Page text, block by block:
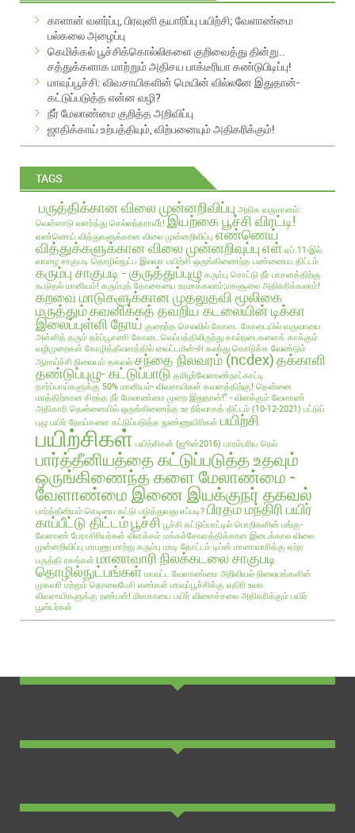
A
காளான் வளர்ப்பு, பிரவுனி தயாரிப்பு பயிற்சி; வேளாண்மை
பல்கலை அழைப்பு
கெமிக்கல் பூச்சிக்கொல்லிகளை குறிவைத்து தின்று..
சத்துக்களாக மாற்றும் அதிசய பாக்டீரியா கண்டுபிடிப்பு!
மாவுப்பூச்சி: விவசாயிகளின் மெயின் வில்லனே இதுதான்-
கட்டுப்படுத்த என்ன வழி?
நீர் மேலாண்மை குறித்த அறிவிப்பு
ஜாதிக்காய் உற்பத்தியும், விற்பனையும் அதிகரிக்கும்!
TAGS
பருத்திக்கான விலை முன்னறிவிப்பு அதிக வருமானம்:
வெள்ளாடு வளர்த்து செல்வந்தராவீர்! இயற்கை பூச்சி விரட்டி!
எண்ணெய் வித்துகளுக்கான விலை முன்னறிவிப்பு எண்ணெய்
வித்துக்களுக்கான விலை முன்னறிவுப்புஎள் ஏப்.11-இல்
வாழை சாகுபடி தொழில்நுட்ப இலவச பயிற்சி ஒருங்கிணைந்த பண்ணைய திட்டம்
கரும்பு சாகுபடி - குருத்துப்புழு கரும்பு சொட்டு நீர் பாசனத்திற்கு
கூடுதல் மானியம்! கரும்புத் தோகையை உரமாக்கலாம்;மகசூலை அதிகரிக்கலாம்!
கறவை மாடுகளுக்கான முதலுதவி மூலிகை
மருத்தும்கவனிக்கத் தவறிய கடலையின் டிக்கா
இலைப்புள்ளி நோய் குறைந்த செலவில் கோடை கோடையில் வருவாயை
அள்ளித் தரும் தர்ப்பூசணி கோடை வெப்பத்திலிருந்து கால்நடைகளைக் காக்கும்
வழிமுறைகள் கோழித்தீவனத்தில் வைட்டமின்-சி கலந்து கொடுக்க வேண்டும்
ஆராய்ச்சி நிலையம் தகவல் சந்தை நிலவரம் (ncdex)தக்காளி
தண்டுப்புழு- கட்டுப்பாடு தமிழர்வேளாண்நாட்காட்டி
தார்ப்பாய்களுக்கு 50% மானியம்- விவசாயிகள் கவனத்திற்கு! தென்னை
மரத்திற்கான சிறந்த நீர் மேலாண்மை முறை இதுதான்!" - விளக்கும் வேளாண்
அதிகாரி தென்னையில் ஒருங்கிணைந்த உர நிர்வாகத் திட்டம் (10-12-2021) பட்டுப்
புழு பயிர் நோய்களை கட்டுப்படுத்த நுண்ணுயிரிகள் பயிற்சி
பயிற்சிகள் பயிற்சிகள் (ஜூன்2016) பாரம்பரிய நெல்
பார்த்தீனியத்தை கட்டுப்படுத்த உதவும்
ஒருங்கிணைந்த களை மேலாண்மை -
வேளாண்மை இணை இயக்குநர் தகவல்
பார்த்தீனியம் செடியை கட்டு படுத்துவது எப்படி? பிரதம மந்திரி பயிர்
காப்பீட்டு திட்டம்பூச்சி பூச்சி கட்டுப்பாட்டில் பொறிகளின் பங்கு-
வேளாண் பேராசிரியர்கள் விளக்கம் மக்கச்சோளத்திக்கான இடைக்கால விலை
முன்னறிவிப்பு மரபணு மாற்று கரும்பு மாடி தோட்டம் டிப்ஸ் மானாவாரிக்கு ஏற்ற
பருத்தி ரகங்கள் மானாவாரி நிலக்கடலை சாகுபடி
தொழில்நுட்பங்கள் மாவட்ட வேளாண்மை அறிவியல் நிலையங்களின்
முகவரி மற்றும் தொலைபேசி எண்கள் மாவுப்பூச்சிக்கு எதிரி உலக
விவசாயிகளுக்கு நண்பன்! மிளகாயை பயிர் விளைச்சலை அதிகரிக்கும் பயிர்
பூஸ்டர்கள்